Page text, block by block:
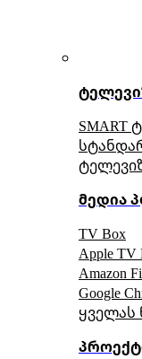
SMART
მედია
TV Box
Apple TV
Amazon
Google
ყველას